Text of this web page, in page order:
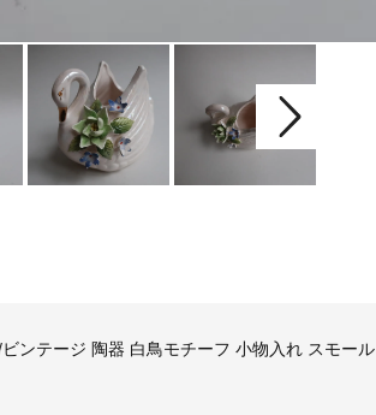
ンテージ 陶器 白鳥モチーフ 小物入れ スモール